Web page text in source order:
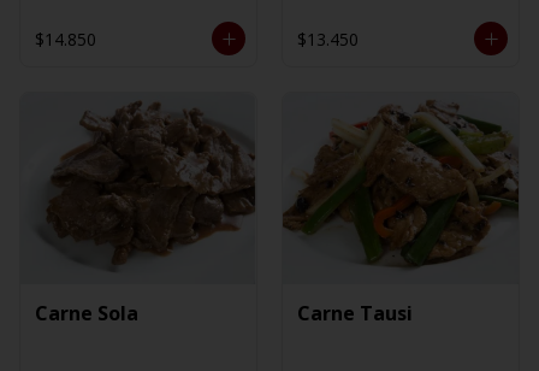
$14.850 $13.450
Carne Sola Carne Tausi